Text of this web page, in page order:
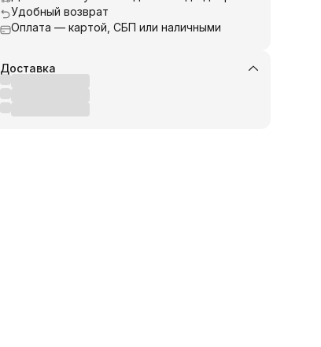
Удобный возврат
Оплата — картой, СБП или наличными
Доставка